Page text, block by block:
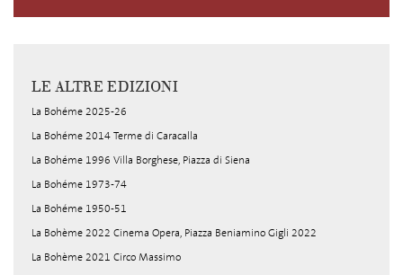
LE ALTRE EDIZIONI
La Bohéme 2025-26
La Bohéme 2014 Terme di Caracalla
La Bohéme 1996 Villa Borghese, Piazza di Siena
La Bohéme 1973-74
La Bohéme 1950-51
La Bohème 2022 Cinema Opera, Piazza Beniamino Gigli 2022
La Bohème 2021 Circo Massimo